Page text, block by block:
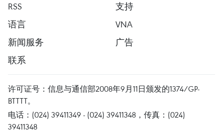
RSS
支持
语言
VNA
新闻服务
广告
联系
许可证号：信息与通信部2008年9月11日颁发的1374/GP-
BTTTT。
电话：(024) 39411349 - (024) 39411348，传真：(024)
39411348